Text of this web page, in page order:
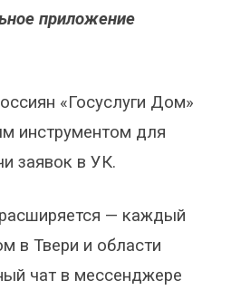
приложение
«Госуслуги Дом»
инструментом для
заявок в УК.
— каждый
в Твери и области
чат в мессенджере